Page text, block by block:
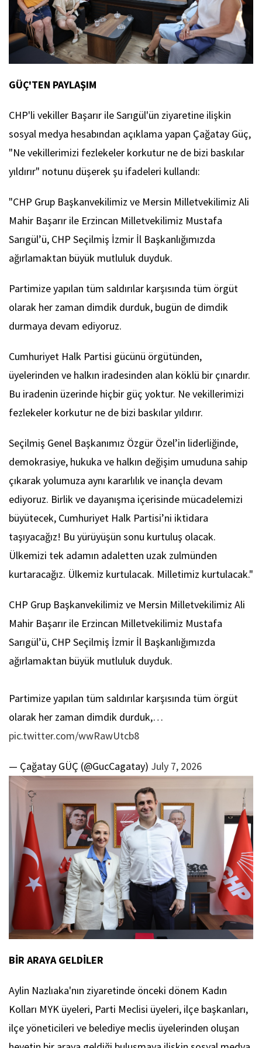
GÜÇ'TEN PAYLAŞIM
CHP'li vekiller Başarır ile Sarıgül'ün ziyaretine ilişkin
sosyal medya hesabından açıklama yapan Çağatay Güç,
"Ne vekillerimizi fezlekeler korkutur ne de bizi baskılar
yıldırır" notunu düşerek şu ifadeleri kullandı:
"CHP Grup Başkanvekilimiz ve Mersin Milletvekilimiz Ali
Mahir Başarır ile Erzincan Milletvekilimiz Mustafa
Sarıgül’ü, CHP Seçilmiş İzmir İl Başkanlığımızda
ağırlamaktan büyük mutluluk duyduk.
Partimize yapılan tüm saldırılar karşısında tüm örgüt
olarak her zaman dimdik durduk, bugün de dimdik
durmaya devam ediyoruz.
Cumhuriyet Halk Partisi gücünü örgütünden,
üyelerinden ve halkın iradesinden alan köklü bir çınardır.
Bu iradenin üzerinde hiçbir güç yoktur. Ne vekillerimizi
fezlekeler korkutur ne de bizi baskılar yıldırır.
Seçilmiş Genel Başkanımız Özgür Özel’in liderliğinde,
demokrasiye, hukuka ve halkın değişim umuduna sahip
çıkarak yolumuza aynı kararlılık ve inançla devam
ediyoruz. Birlik ve dayanışma içerisinde mücadelemizi
büyütecek, Cumhuriyet Halk Partisi’ni iktidara
taşıyacağız! Bu yürüyüşün sonu kurtuluş olacak.
Ülkemizi tek adamın adaletten uzak zulmünden
kurtaracağız. Ülkemiz kurtulacak. Milletimiz kurtulacak."
CHP Grup Başkanvekilimiz ve Mersin Milletvekilimiz Ali
Mahir Başarır ile Erzincan Milletvekilimiz Mustafa
Sarıgül’ü, CHP Seçilmiş İzmir İl Başkanlığımızda
ağırlamaktan büyük mutluluk duyduk.
Partimize yapılan tüm saldırılar karşısında tüm örgüt
olarak her zaman dimdik durduk,…
pic.twitter.com/wwRawUtcb8
— Çağatay GÜÇ (@GucCagatay) July 7, 2026
BİR ARAYA GELDİLER
Aylin Nazlıaka'nın ziyaretinde önceki dönem Kadın
Kolları MYK üyeleri, Parti Meclisi üyeleri, ilçe başkanları,
ilçe yöneticileri ve belediye meclis üyelerinden oluşan